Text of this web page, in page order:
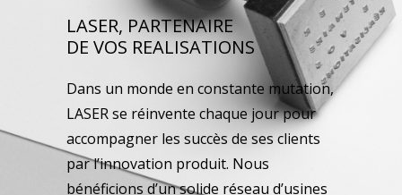
LASER, PARTENAIRE
DE VOS REALISATIONS
Dans un monde en constante mutation,
LASER se réinvente chaque jour pour
accompagner les succès de ses clients
par l’innovation produit. Nous
bénéficions d’un solide réseau d’usines